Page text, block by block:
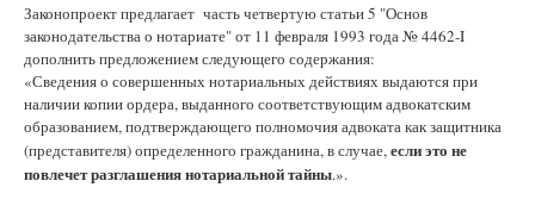
Законопроект предлагает часть четвертую статьи 5 "Основ
законодательства о нотариате" от 11 февраля 1993 года № 4462-I
дополнить предложением следующего содержания:
«Сведения о совершенных нотариальных действиях выдаются при
наличии копии ордера, выданного соответствующим адвокатским
образованием, подтверждающего полномочия адвоката как защитника
(представителя) определенного гражданина, в случае, если это не
повлечет разглашения нотариальной тайны.».